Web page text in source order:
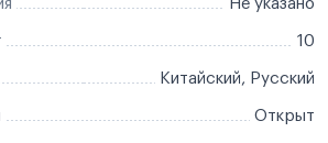
Не указано
10
Китайский, Русский
Открыт